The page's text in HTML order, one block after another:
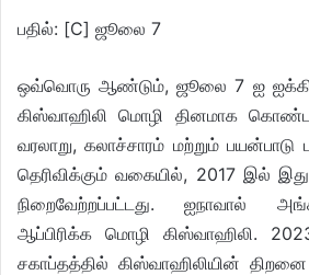
பதில்: [C] ஜூலை 7
ஒவ்வொரு ஆண்டும், ஜூலை 7 ஐ
கிஸ்வாஹிலி மொழி தினமாக
வரலாறு, கலாச்சாரம் மற்றும் பயன்பாடு
தெரிவிக்கும் வகையில், 2017 இல்
நிறைவேற்றப்பட்டது. ஐநாவால்
ஆப்பிரிக்க மொழி கிஸ்வாஹிலி.
சகாப்தத்தில் கிஸ்வாஹிலியின் திறனை